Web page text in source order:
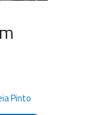
Pinto